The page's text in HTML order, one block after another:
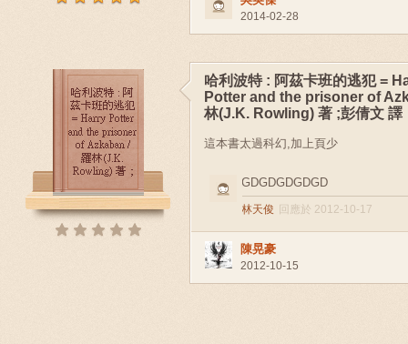
2014-02-28
哈利波特 : 阿茲卡班的逃犯 =
Potter and the prisoner of
林(J.K. Rowling) 著 ;彭倩文 譯
這本書太過科幻,加上頁少
GDGDGDGDGD
林天俊 回應於 2012-10-17
陳晃豪
2012-10-15